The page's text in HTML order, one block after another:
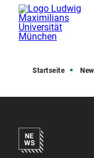
Startseite